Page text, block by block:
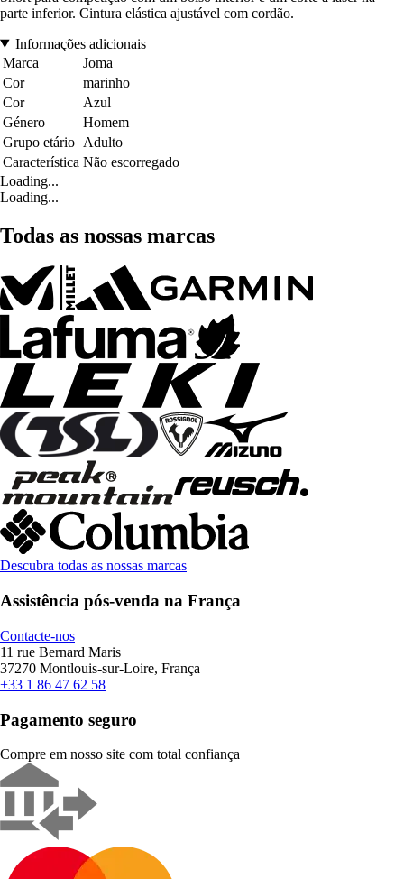
parte inferior. Cintura elástica ajustável com cordão.
Informações adicionais
Marca
Joma
Cor
marinho
Cor
Azul
Género
Homem
Grupo etário Adulto
Característica Não escorregado
Loading...
Loading...
Todas as nossas marcas
Descubra todas as nossas marcas
Assistência pós-venda na França
Contacte-nos
11 rue Bernard Maris
37270 Montlouis-sur-Loire, França
+33 1 86 47 62 58
Pagamento seguro
Compre em nosso site com total confiança